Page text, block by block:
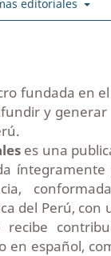
editoriales
fundada en
y
es una
íntegramente
del Perú,
en español,